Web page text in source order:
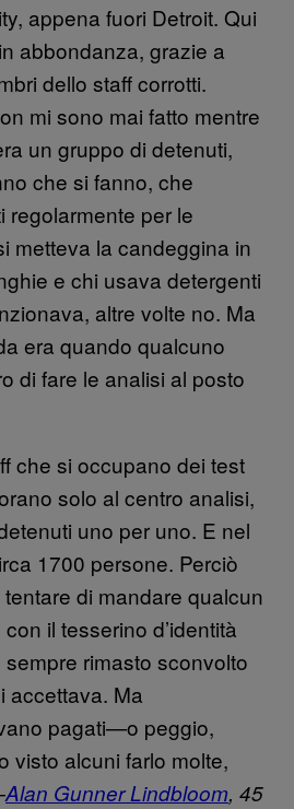
appena fuori Detroit. Qui
abbondanza, grazie a
dello staff corrotti.
mi sono mai fatto mentre
un gruppo di detenuti,
che si fanno, che
regolarmente per le
metteva la candeggina in
e chi usava detergenti
altre volte no. Ma
era quando qualcuno
di fare le analisi al posto
che si occupano dei test
solo al centro analisi,
uno per uno. E nel
1700 persone. Perciò
di mandare qualcun
il tesserino d’identità
rimasto sconvolto
accettava. Ma
pagati—o peggio,
visto alcuni farlo molte,
Alan Gunner Lindbloom, 45